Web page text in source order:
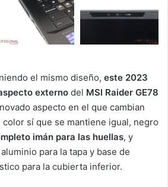
el mismo diseño, este 2023
externo del MSI Raider GE78
aspecto en el que cambian
color sí que se mantiene igual, negro
imán para las huellas, y
para la tapa y base de
para la cubierta inferior.